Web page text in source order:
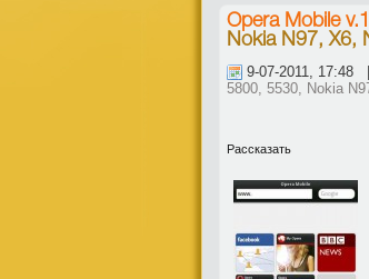
Opera Mobile
Nokia N97, X6,
9-07-2011,
5800, 5530, Nokia
Рассказать